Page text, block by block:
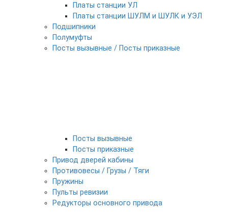
Платы станции УЛ
Платы станции ШУЛМ и ШУЛК и УЭЛ
Подшипники
Полумуфты
Посты вызывные / Посты приказные
Посты вызывные
Посты приказные
Привод дверей кабины
Противовесы / Грузы / Тяги
Пружины
Пульты ревизии
Редукторы основного привода